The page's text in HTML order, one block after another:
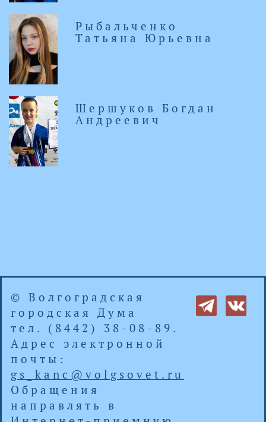
Рыбальченко
Татьяна Юрьевна
Шершуков Богдан
Андреевич
© Волгоградская
городская Дума
тел. (8442) 38-08-89.
Адрес электронной
почты:
gs_kanc@volgsovet.ru
Обращения
направлять в